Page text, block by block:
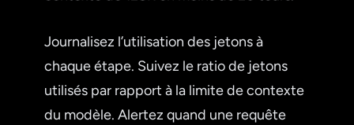
Journalisez l’utilisation des jetons à
chaque étape. Suivez le ratio de jetons
utilisés par rapport à la limite de contexte
du modèle. Alertez quand une requête